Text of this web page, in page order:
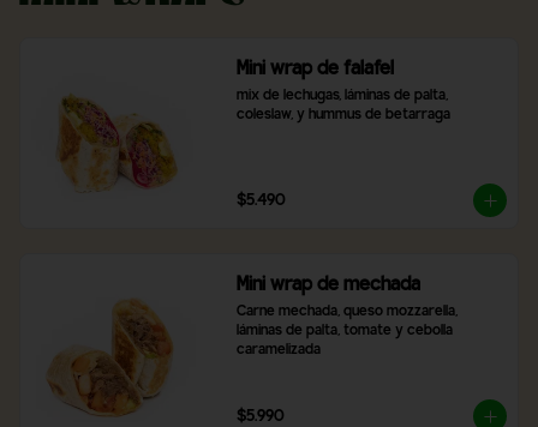
Mini wrap de falafel
mix de lechugas, láminas de palta,
coleslaw, y hummus de betarraga
$5.490
Mini wrap de mechada
Carne mechada, queso mozzarella,
láminas de palta, tomate y cebolla
caramelizada
$5.990